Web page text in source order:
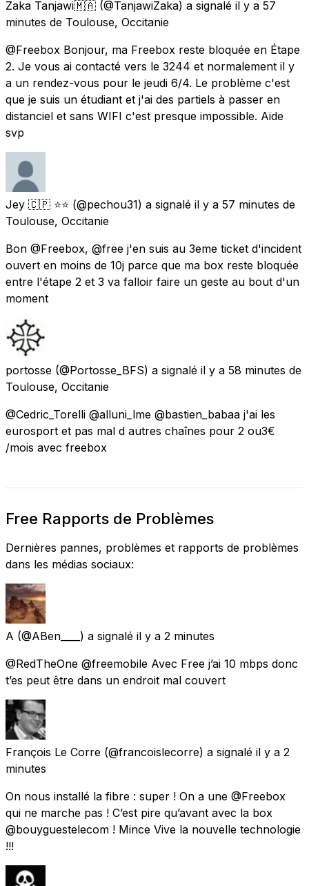
Zaka Tanjawi🇲🇦 (@TanjawiZaka) a signalé il y a 57
minutes de Toulouse, Occitanie
@Freebox Bonjour, ma Freebox reste bloquée en Étape
2. Je vous ai contacté vers le 3244 et normalement il y
a un rendez-vous pour le jeudi 6/4. Le problème c'est
que je suis un étudiant et j'ai des partiels à passer en
distanciel et sans WIFI c'est presque impossible. Aide
svp
Jey 🇨🇵 ⭐⭐ (@pechou31) a signalé il y a 57 minutes de
Toulouse, Occitanie
Bon @Freebox, @free j'en suis au 3eme ticket d'incident
ouvert en moins de 10j parce que ma box reste bloquée
entre l'étape 2 et 3 va falloir faire un geste au bout d'un
moment
portosse (@Portosse_BFS) a signalé il y a 58 minutes de
Toulouse, Occitanie
@Cedric_Torelli @alluni_lme @bastien_babaa j'ai les
eurosport et pas mal d autres chaînes pour 2 ou3€
/mois avec freebox
Free Rapports de Problèmes
Dernières pannes, problèmes et rapports de problèmes
dans les médias sociaux:
A (@ABen____) a signalé il y a 2 minutes
@RedTheOne @freemobile Avec Free j’ai 10 mbps donc
t’es peut être dans un endroit mal couvert
François Le Corre (@francoislecorre) a signalé il y a 2
minutes
On nous installé la fibre : super ! On a une @Freebox
qui ne marche pas ! C’est pire qu’avant avec la box
@bouyguestelecom ! Mince Vive la nouvelle technologie
!!!